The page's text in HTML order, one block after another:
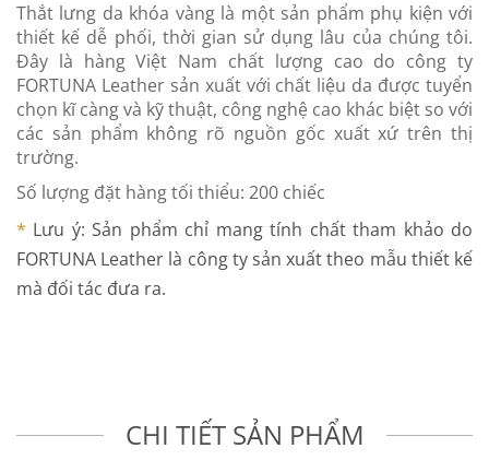
Thắt lưng da khóa vàng là một sản phẩm phụ kiện với
thiết kế dễ phối, thời gian sử dụng lâu của chúng tôi.
Đây là hàng Việt Nam chất lượng cao do công ty
FORTUNA Leather sản xuất với chất liệu da được tuyển
chọn kĩ càng và kỹ thuật, công nghệ cao khác biệt so với
các sản phẩm không rõ nguồn gốc xuất xứ trên thị
trường.
Số lượng đặt hàng tối thiểu: 200 chiếc
* Lưu ý: Sản phẩm chỉ mang tính chất tham khảo do
FORTUNA Leather là công ty sản xuất theo mẫu thiết kế
mà đối tác đưa ra.
CHI TIẾT SẢN PHẨM